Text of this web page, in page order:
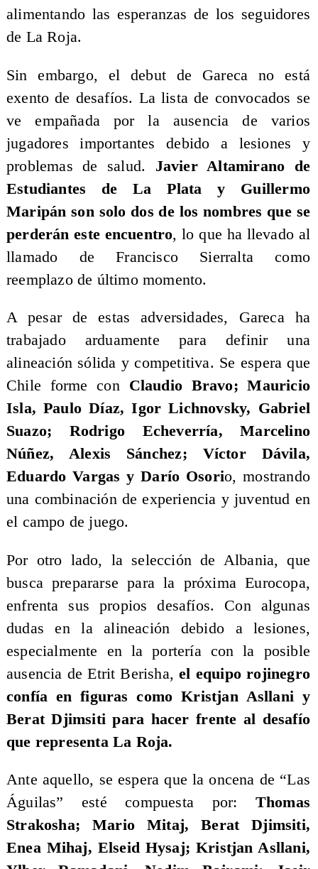
alimentando las esperanzas de los seguidores
de La Roja.
​Sin embargo, el debut de Gareca no está
exento de desafíos. La lista de convocados se
ve empañada por la ausencia de varios
jugadores importantes debido a lesiones y
problemas de salud. Javier Altamirano de
Estudiantes de La Plata y Guillermo
Maripán son solo dos de los nombres que se
perderán este encuentro, lo que ha llevado al
llamado de Francisco Sierralta como
reemplazo de último momento.
​A pesar de estas adversidades, Gareca ha
trabajado arduamente para definir una
alineación sólida y competitiva. Se espera que
Chile forme con Claudio Bravo; Mauricio
Isla, Paulo Díaz, Igor Lichnovsky, Gabriel
Suazo; Rodrigo Echeverría, Marcelino
Núñez, Alexis Sánchez; Víctor Dávila,
Eduardo Vargas y Darío Osorio, mostrando
una combinación de experiencia y juventud en
el campo de juego.
​Por otro lado, la selección de Albania, que
busca prepararse para la próxima Eurocopa,
enfrenta sus propios desafíos. Con algunas
dudas en la alineación debido a lesiones,
especialmente en la portería con la posible
ausencia de Etrit Berisha, el equipo rojinegro
confía en figuras como Kristjan Asllani y
Berat Djimsiti para hacer frente al desafío
que representa La Roja.
Ante aquello, se espera que la oncena de “Las
Águilas” esté compuesta por: Thomas
Strakosha; Mario Mitaj, Berat Djimsiti,
Enea Mihaj, Elseid Hysaj; Kristjan Asllani,